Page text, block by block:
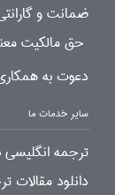
ضمانت و
حق مالکیت
دعوت به
سایر خدمات ما
ترجمه انگلیسی
دانلود مقالات